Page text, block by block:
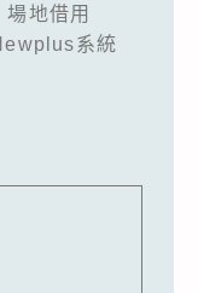
場地借用
系統